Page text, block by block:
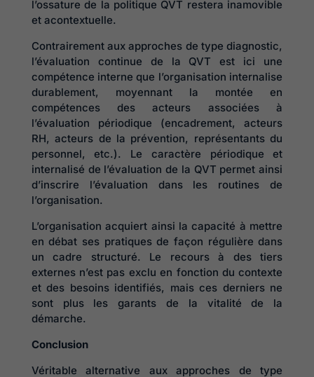
l’ossature de la politique QVT restera inamovible
et acontextuelle.
Contrairement aux approches de type diagnostic,
l’évaluation continue de la QVT est ici une
compétence interne que l’organisation internalise
durablement, moyennant la montée en
compétences des acteurs associées à
l’évaluation périodique (encadrement, acteurs
RH, acteurs de la prévention, représentants du
personnel, etc.). Le caractère périodique et
internalisé de l’évaluation de la QVT permet ainsi
d’inscrire l’évaluation dans les routines de
l’organisation.
L’organisation acquiert ainsi la capacité à mettre
en débat ses pratiques de façon régulière dans
un cadre structuré. Le recours à des tiers
externes n’est pas exclu en fonction du contexte
et des besoins identifiés, mais ces derniers ne
sont plus les garants de la vitalité de la
démarche.
Conclusion
Véritable alternative aux approches de type